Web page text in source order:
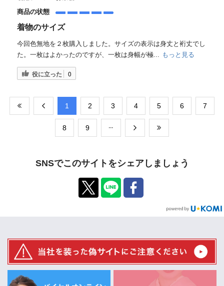
商品の状態
着物のサイズ
今回色無地を２枚購入しました。サイズの表示は身丈と裄丈でし
た。一枚はよかったのですが、一枚は身幅が極... もっと見る
役に立った 0
​1 ​2 ​3 ​4 ​5 ​6 ​7
​8 ​9
SNSでこのサイトをシェアしましょう